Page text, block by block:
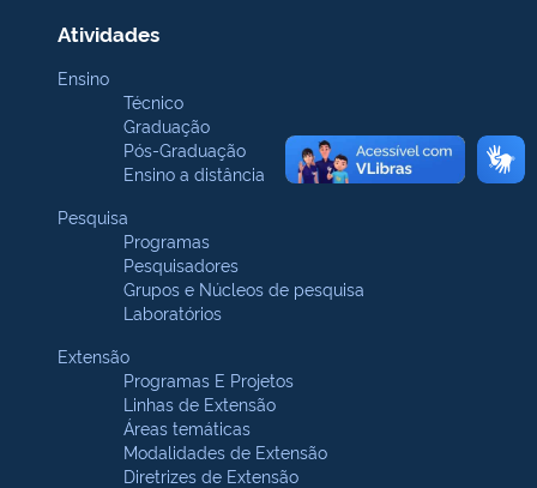
Atividades
Ensino
Técnico
Graduação
Pós-Graduação
Ensino a distância
Pesquisa
Programas
Pesquisadores
Grupos e Núcleos de pesquisa
Laboratórios
Extensão
Programas E Projetos
Linhas de Extensão
Áreas temáticas
Modalidades de Extensão
Diretrizes de Extensão